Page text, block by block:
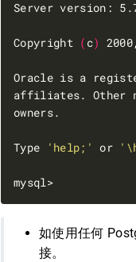
Copyright ( c)
Type 'help;' or
mysql>
如使用任何
接。